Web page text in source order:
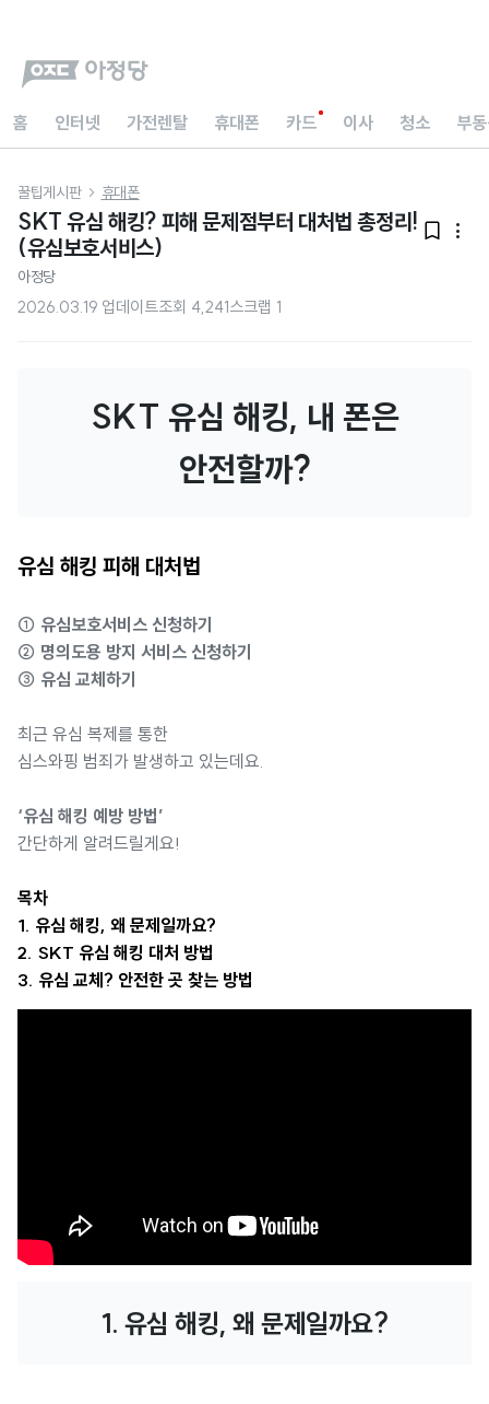
홈 인터넷 가전렌탈 휴대폰 카드 이사 청소 부
꿀팁게시판  휴대폰
SKT 유심 해킹? 피해 문제점부터 대처법 총정리!
(유심보호서비스)
 
아정당
2026.03.19 업데이트조회 4,241스크랩 1
SKT 유심 해킹, 내 폰은
안전할까?
유심 해킹 피해 대처법
① 유심보호서비스 신청하기
② 명의도용 방지 서비스 신청하기
③ 유심 교체하기
최근 유심 복제를 통한
심스와핑 범죄가 발생하고 있는데요.
‘유심 해킹 예방 방법’
간단하게 알려드릴게요!
목차
1. 유심 해킹, 왜 문제일까요?
2. SKT 유심 해킹 대처 방법
3. 유심 교체? 안전한 곳 찾는 방법
1. 유심 해킹, 왜 문제일까요?